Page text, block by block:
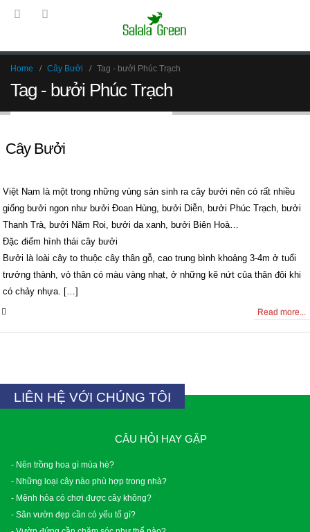
Home Cây Bưởi Tag - bưởi Phúc Trạch
Tag - bưởi Phúc Trạch
Cây Bưởi
Việt Nam là một trong những vùng sản sinh ra cây bưởi nên có rất nhiều
giống bưởi ngon như bưởi Đoan Hùng, bưởi Diễn, bưởi Phúc Trạch, bưởi
Thanh Trà, bưởi Năm Roi, bưởi da xanh, bưởi Biên Hoà…
Đặc điểm hình thái cây bưởi
Bưởi là loài cây to thuộc cây thân gỗ, cao trung bình khoảng 3-4m ở tuổi
trưởng thành, vỏ thân có màu vàng nhạt, ở những kẽ nứt của thân đôi khi
có chảy nhựa. […]
Read more...
LIÊN HỆ VỚI CHÚNG TÔI
CÂU HỎI HAY GẶP
- Nên trồng hoa gì mùa hè?
- Những loại cây nào phù hợp trong nhà?
- Mệnh hỏa có chơi được cây không?
- Sân vườn đẹp cần có yếu tố gì?